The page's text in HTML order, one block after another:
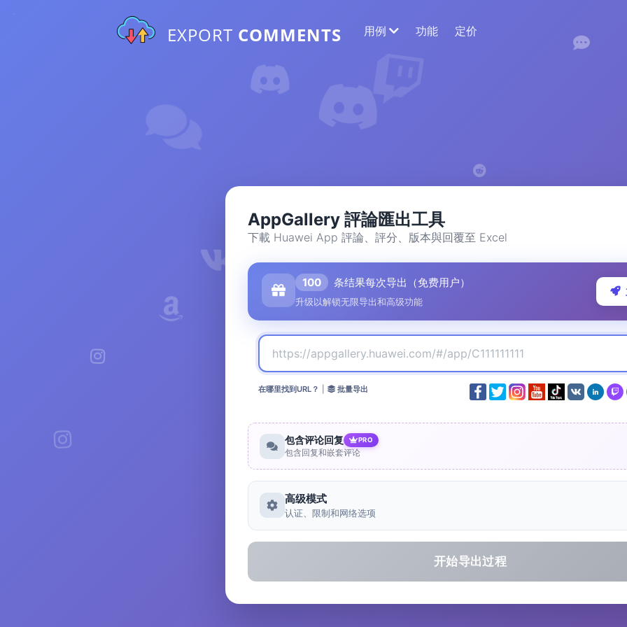
EXPORT COMMENTS 用例 功能 定价
AppGallery 評論匯出工具
下載 Huawei App 評論、評分、版本與回覆至 Excel
100 条结果每次导出（免费用户）
升级以解锁无限导出和高级功能
在哪里找到URL？ 批量导出
包含评论回复 PRO
包含回复和嵌套评论
高级模式
认证、限制和网络选项
开始导出过程